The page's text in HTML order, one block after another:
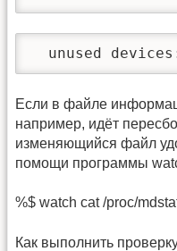
unused
Если в файле
например, идёт
изменяющийся файл
помощи программы
%$ watch cat /proc/
Как выполнить